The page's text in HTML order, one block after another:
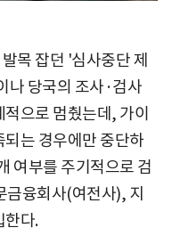
목 잡던 '심사중단 제
나 당국의 조사·검사
으로 멈췄는데, 가이
는 경우에만 중단하
여부를 주기적으로 검
융회사(여전사), 지
한다.